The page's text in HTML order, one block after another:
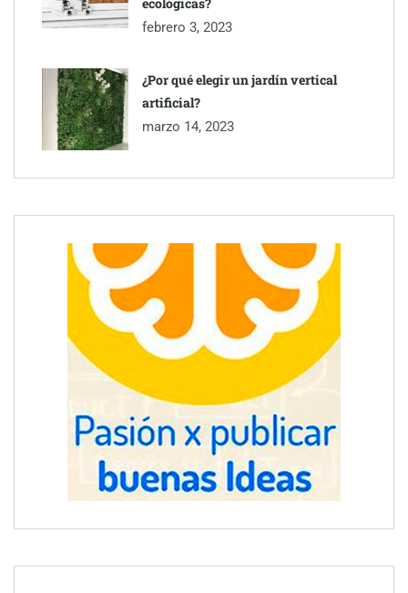
febrero 3, 2023
¿Por qué elegir un jardín vertical
artificial?
marzo 14, 2023